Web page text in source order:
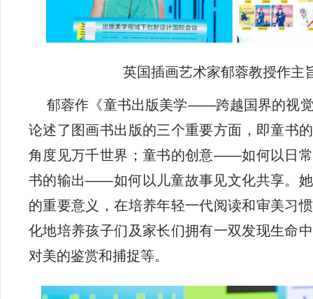
英国插画艺术家郁蓉教授作主
郁蓉作《童书出版美学——跨越国界的视
论述了图画书出版的三个重要方面，即童书
角度见万千世界；童书的创意——如何以日
书的输出——如何以儿童故事见文化共享。
的重要意义，在培养年轻一代阅读和审美习
化地培养孩子们及家长们拥有一双发现生命
对美的鉴赏和捕捉等。